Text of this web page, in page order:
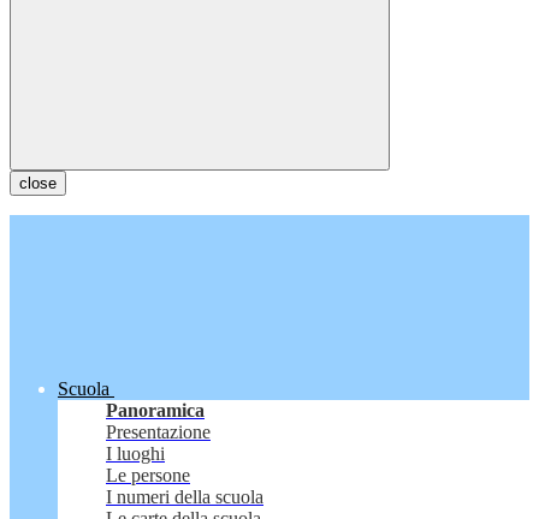
close
Scuola
Panoramica
Presentazione
I luoghi
Le persone
I numeri della scuola